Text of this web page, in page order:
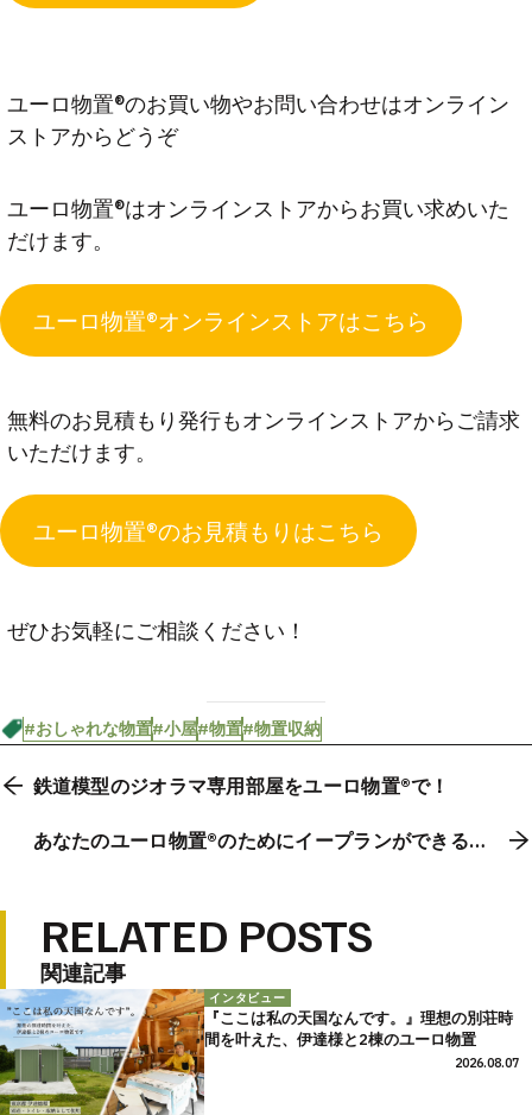
ユーロ物置®のお買い物やお問い合わせはオンライン
ストアからどうぞ
ユーロ物置®はオンラインストアからお買い求めいた
だけます。
ユーロ物置®オンラインストアはこちら
無料のお見積もり発行もオンラインストアからご請求
いただけます。
ユーロ物置®のお見積もりはこちら
ぜひお気軽にご相談ください！
#おしゃれな物置#小屋#物置#物置収納
鉄道模型のジオラマ専用部屋をユーロ物置®︎で！
あなたのユーロ物置®のためにイープランができる安
RELATED POSTS
関連記事
インタビュー
『ここは私の天国なんです。』理想の別荘時
間を叶えた、伊達様と2棟のユーロ物置
2026.08.07